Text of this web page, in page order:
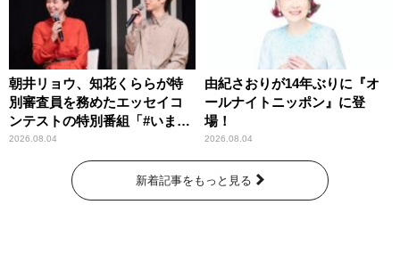
朝井リョウ、知花くららが特
別審査員を務めたエッセイコ
ンテストの特別番組「#いまあ
なたに伝えたいこと」
2026.08.04
由紀さおりが14年ぶりに『オ
ールナイトニッポン』に登
場！
2026.08.04
新着記事をもっと見る